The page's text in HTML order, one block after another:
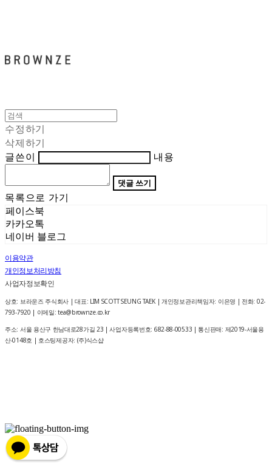
수정하기
삭제하기
글쓴이
내용
댓글 쓰기
목록으로 가기
페이스북
카카오톡
네이버 블로그
이용약관
개인정보처리방침
사업자정보확인
상호: 브라운즈 주식회사 | 대표: LIM SCOTT SEUNG TAEK | 개인정보관리책임자: 이은영 | 전화: 02-
793-7920 | 이메일: tea@brownze.co.kr
주소: 서울 용산구 한남대로28가길 23 | 사업자등록번호: 682-88-00533 | 통신판매: 제2019-서울용
산-0148호 | 호스팅제공자: (주)식스샵